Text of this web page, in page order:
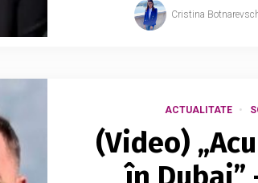
Cristina
ACTUALITATE
(Video)